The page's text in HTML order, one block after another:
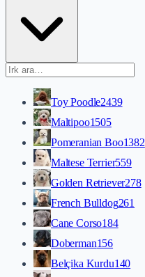
Toy Poodle2439
Maltipoo1505
Pomeranian Boo1382
Maltese Terrier559
Golden Retriever278
French Bulldog261
Cane Corso184
Doberman156
Belçika Kurdu140